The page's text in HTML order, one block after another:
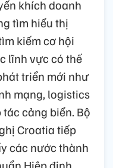
khích doanh
tìm hiểu thị
kiếm cơ hội
lĩnh vực có thế
triển mới như
mạng, logistics
cảng biển. Bộ
Croatia tiếp
các nước thành
Hiệp định